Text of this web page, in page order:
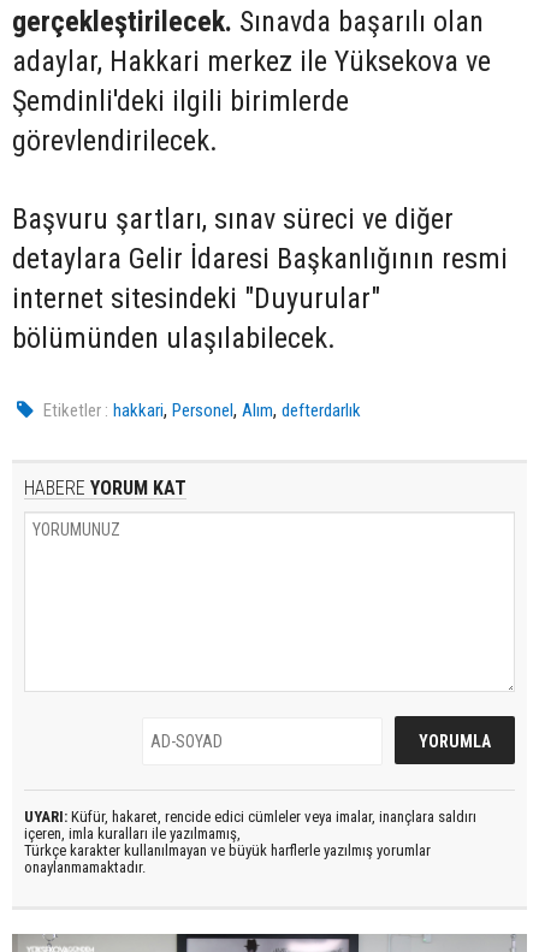
gerçekleştirilecek. Sınavda başarılı olan
adaylar, Hakkari merkez ile Yüksekova ve
Şemdinli'deki ilgili birimlerde
görevlendirilecek.
Başvuru şartları, sınav süreci ve diğer
detaylara Gelir İdaresi Başkanlığının resmi
internet sitesindeki "Duyurular"
bölümünden ulaşılabilecek.
Etiketler : hakkari,Personel,Alım,defterdarlık
HABERE YORUM KAT
UYARI: Küfür, hakaret, rencide edici cümleler veya imalar, inançlara saldırı
içeren, imla kuralları ile yazılmamış,
Türkçe karakter kullanılmayan ve büyük harflerle yazılmış yorumlar
onaylanmamaktadır.